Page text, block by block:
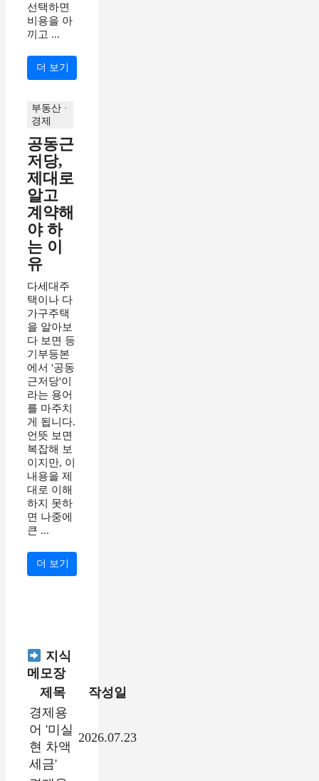
선택하면
비용을 아
끼고 ...
더 보기
부동산 ·
경제
공동근
저당,
제대로
알고
계약해
야 하
는 이
유
다세대주
택이나 다
가구주택
을 알아보
다 보면 등
기부등본
에서 '공동
근저당'이
라는 용어
를 마주치
게 됩니다.
언뜻 보면
복잡해 보
이지만, 이
내용을 제
대로 이해
하지 못하
면 나중에
큰 ...
더 보기
지식
메모장
제목
작성일
경제용
어 '미실
현 차액
세금'
2026.07.23